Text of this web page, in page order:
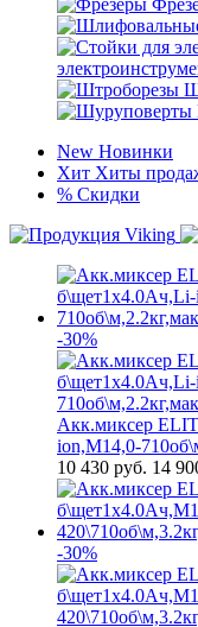
New Новинки
Хит Хиты
% Скидки
-30%
Акк.миксер
ion,М14,0-
10 430 руб. 14
-30%